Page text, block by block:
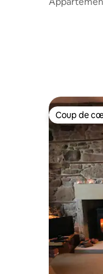
Coup de
Coup de